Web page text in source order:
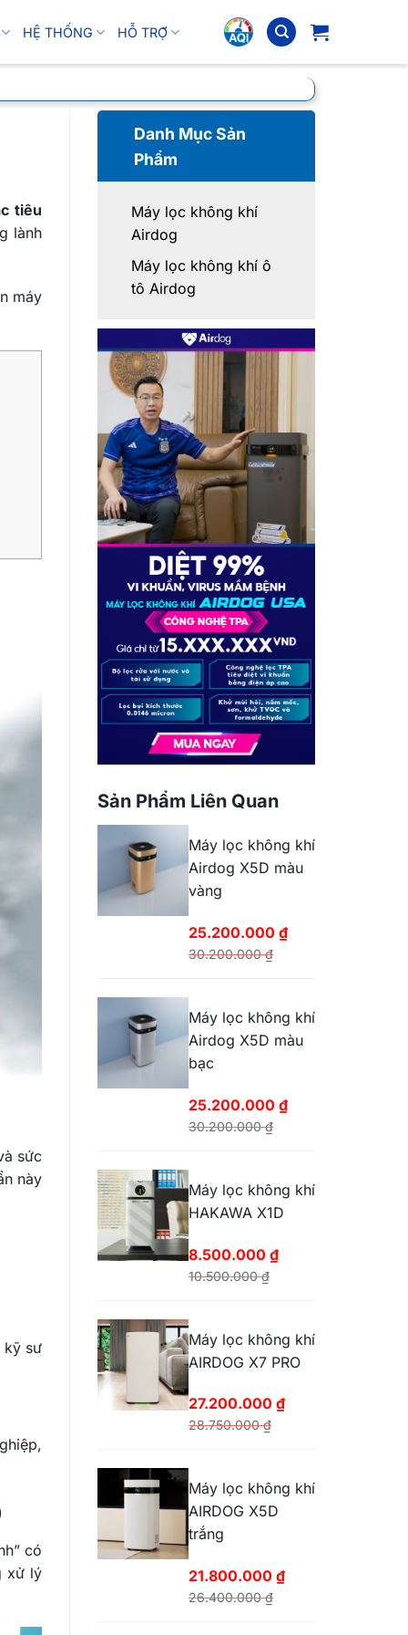
HỆ THỐNG HỖ TRỢ
tiêu
lành
máy
sức
này
kỹ sư
có
xử lý
Danh Mục Sản
Phẩm
Máy lọc không khí
Airdog
Máy lọc không khí ô
tô Airdog
Sản Phẩm Liên Quan
Máy lọc không khí
Airdog X5D màu
vàng
30.200.000₫
gốc
là:
30.200.000 ₫.
25.200.000 ₫
hiện
tại
là:
25.200.000 ₫.
Máy lọc không khí
Airdog X5D màu
bạc
30.200.000₫
gốc
là:
30.200.000 ₫.
25.200.000 ₫
hiện
tại
là:
25.200.000 ₫.
Máy lọc không khí
HAKAWA X1D
10.500.000₫
gốc
là:
10.500.000 ₫.
8.500.000 ₫
hiện
tại
là:
8.500.000 ₫.
Máy lọc không khí
AIRDOG X7 PRO
28.750.000₫
gốc
là:
28.750.000 ₫.
27.200.000 ₫
hiện
tại
là:
27.200.000 ₫.
Máy lọc không khí
AIRDOG X5D
trắng
26.400.000₫
21.800.000 ₫